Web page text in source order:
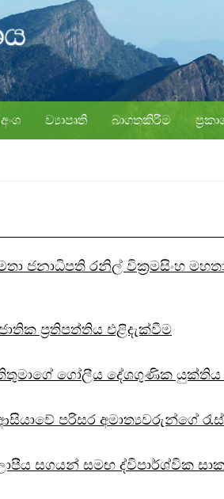
අංශ ව්‍යාපෘති බාගතකිරීම
ජනාධිපති රනිල් වික්‍රමසිංහ
ජාතික ප්‍රතිපත්තිය එළිදැක්වීම
ගෝලීය දේශගුණික
පරිසර අමාත්‍යවරුන්ගේ
සගයන් සමඟ ද්විපාර්ශ්වික